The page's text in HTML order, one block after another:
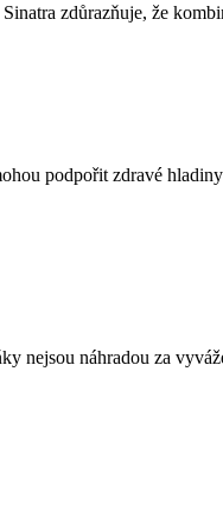
zdůrazňuje, že
podpořit zdravé
nejsou náhradou za